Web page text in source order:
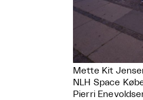
Mette Kit
NLH Space
Pierri